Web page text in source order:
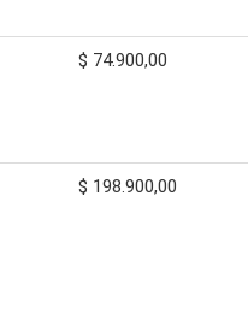
$ 74.900,00
$ 198.900,00